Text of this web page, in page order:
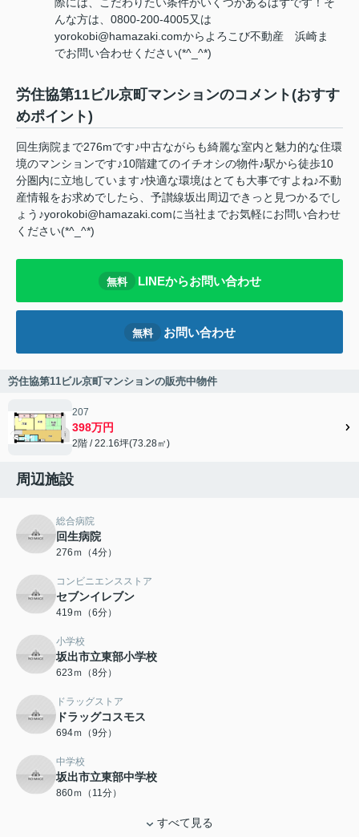
際には、こだわりたい条件がいくつかあるはずです！そ
んな方は、0800-200-4005又は
yorokobi@hamazaki.comからよろこび不動産 浜崎ま
でお問い合わせください(*^_^*)
労住協第11ビル京町マンションのコメント(おすす
めポイント)
回生病院まで276mです♪中古ながらも綺麗な室内と魅力的な住環
境のマンションです♪10階建てのイチオシの物件♪駅から徒歩10
分圏内に立地しています♪快適な環境はとても大事ですよね♪不動
産情報をお求めでしたら、予讃線坂出周辺できっと見つかるでし
ょう♪yorokobi@hamazaki.comに当社までお気軽にお問い合わせ
ください(*^_^*)
無料 LINEからお問い合わせ
無料 お問い合わせ
労住協第11ビル京町マンションの販売中物件
207
398万円
2階 / 22.16坪(73.28㎡)
周辺施設
総合病院
回生病院
276ｍ（4分）
コンビニエンスストア
セブンイレブン
419ｍ（6分）
小学校
坂出市立東部小学校
623ｍ（8分）
ドラッグストア
ドラッグコスモス
694ｍ（9分）
中学校
坂出市立東部中学校
860ｍ（11分）
すべて見る